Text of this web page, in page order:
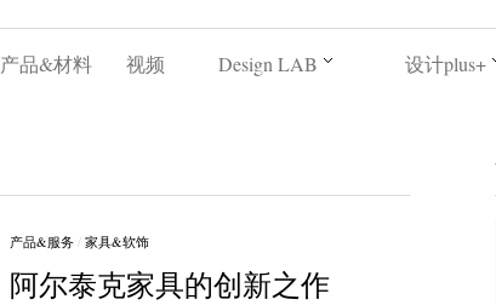
产品&材料 视频 Design LAB 设计plus+
产品&服务/ 家具&软饰
阿尔泰克家具的创新之作